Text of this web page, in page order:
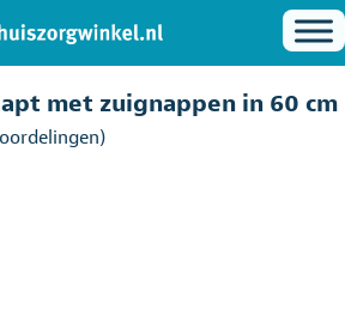
met zuignappen in 60 cm